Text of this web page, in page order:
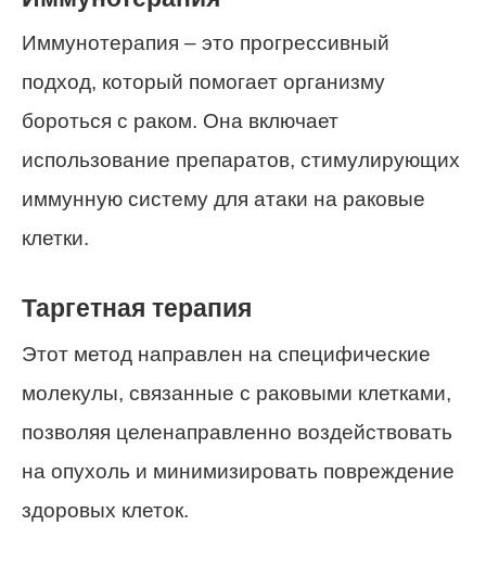
Иммунотерапия – это прогрессивный
подход, который помогает организму
бороться с раком. Она включает
использование препаратов, стимулирующих
иммунную систему для атаки на раковые
клетки.
Таргетная терапия
Этот метод направлен на специфические
молекулы, связанные с раковыми клетками,
позволяя целенаправленно воздействовать
на опухоль и минимизировать повреждение
здоровых клеток.